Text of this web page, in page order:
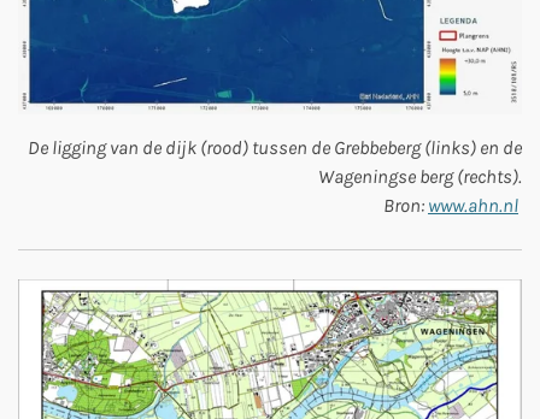
De ligging van de dijk (rood) tussen de Grebbeberg (links) en de
Wageningse berg (rechts).
Bron: www.ahn.nl